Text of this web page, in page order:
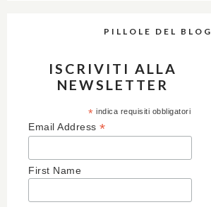
PILLOLE DEL BLOG
ISCRIVITI ALLA
NEWSLETTER
* indica requisiti obbligatori
Email Address *
First Name